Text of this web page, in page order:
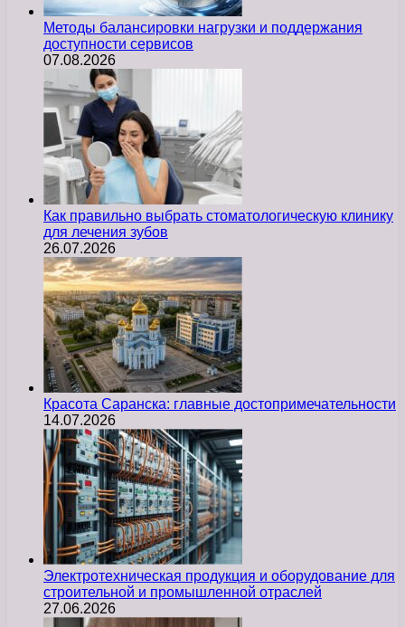
Методы балансировки нагрузки и поддержания
доступности сервисов
07.08.2026
Как правильно выбрать стоматологическую клинику
для лечения зубов
26.07.2026
Красота Саранска: главные достопримечательности
14.07.2026
Электротехническая продукция и оборудование для
строительной и промышленной отраслей
27.06.2026